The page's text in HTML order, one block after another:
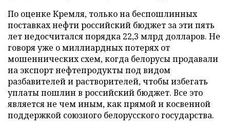
По оценке Кремля, только на беспошлинных
поставках нефти российский бюджет за эти пять
лет недосчитался порядка 22,3 млрд долларов. Не
говоря уже о миллиардных потерях от
мошеннических схем, когда белорусы продавали
на экспорт нефтепродукты под видом
разбавителей и растворителей, чтобы избегать
уплаты пошлин в российский бюджет. Все это
является не чем иным, как прямой и косвенной
поддержкой союзного белорусского государства.